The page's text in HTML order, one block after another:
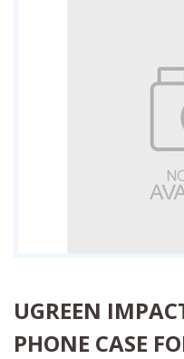
UGREEN
PHONE CASE